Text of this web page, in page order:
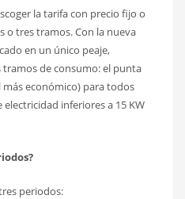
la tarifa con precio fijo o
o tres tramos. Con la nueva
en un único peaje,
de consumo: el punta
más económico) para todos
inferiores a 15 KW
periodos: